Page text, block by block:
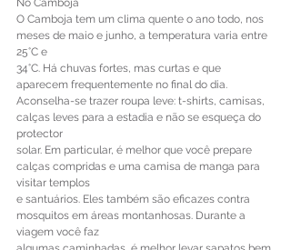
No Camboja
O Camboja tem um clima quente o ano todo, nos
meses de maio e junho, a temperatura varia entre
25°C e
34°C. Há chuvas fortes, mas curtas e que
aparecem frequentemente no final do dia.
Aconselha-se trazer roupa leve: t-shirts, camisas,
calças leves para a estadia e não se esqueça do
protector
solar. Em particular, é melhor que você prepare
calças compridas e uma camisa de manga para
visitar templos
e santuários. Eles também são eficazes contra
mosquitos em áreas montanhosas. Durante a
viagem você faz